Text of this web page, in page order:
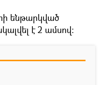
ենթարկված
է 2 ամսով: